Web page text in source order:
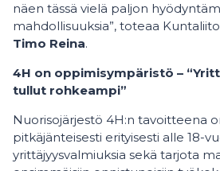
näen tässä vielä paljon
mahdollisuuksia”, toteaa
Timo Reina.
4H on oppimisympäristö –
tullut rohkeampi”
Nuorisojärjestö 4H:n tavoitteena
pitkäjänteisesti erityisesti alle 18-
yrittäjyysvalmiuksia sekä tarjota